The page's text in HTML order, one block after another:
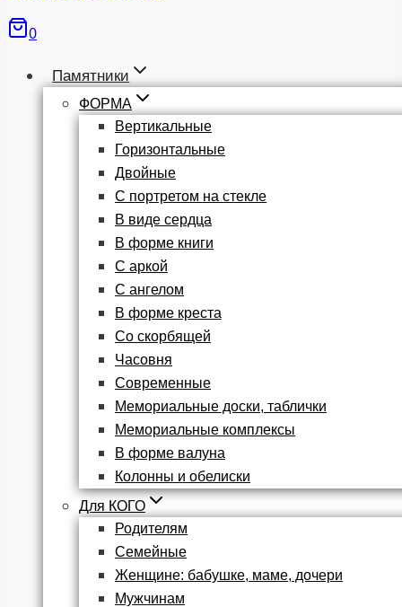
0
Памятники
ФОРМА
Вертикальные
Горизонтальные
Двойные
С портретом на стекле
В виде сердца
В форме книги
С аркой
С ангелом
В форме креста
Со скорбящей
Часовня
Современные
Мемориальные доски, таблички
Мемориальные комплексы
В форме валуна
Колонны и обелиски
Для КОГО
Родителям
Семейные
Женщине: бабушке, маме, дочери
Мужчинам